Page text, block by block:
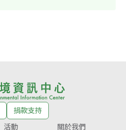
捐款支持
活動 關於我們